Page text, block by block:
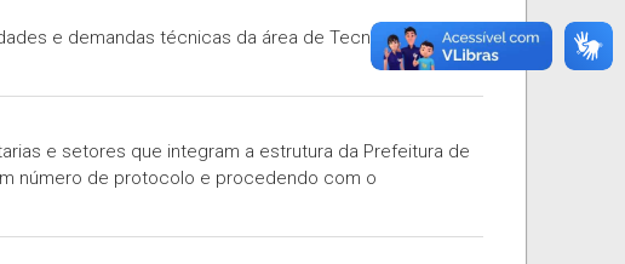
e demandas técnicas da área de Tecnologia da
e setores que integram a estrutura da Prefeitura de
número de protocolo e procedendo com o